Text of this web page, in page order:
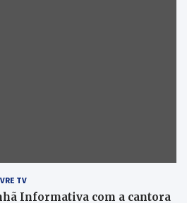
TV
Informativa com a cantora